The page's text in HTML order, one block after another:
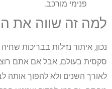
פנימי מורכב.
למה זה שווה את
נכון, איתור נזילות בבריכות
סקסית בעולם, אבל אם אתם
לאורך השנים ולא להפוך אותה